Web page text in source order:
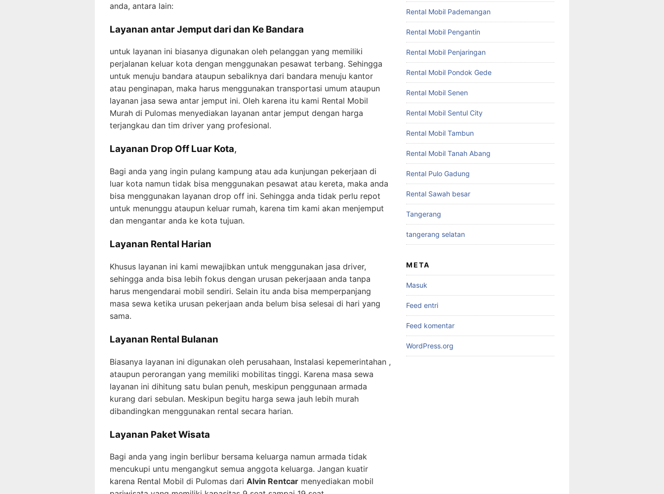
anda, antara lain:
Layanan antar Jemput dari dan Ke Bandara
untuk layanan ini biasanya digunakan oleh pelanggan yang memiliki
perjalanan keluar kota dengan menggunakan pesawat terbang. Sehingga
untuk menuju bandara ataupun sebaliknya dari bandara menuju kantor
atau penginapan, maka harus menggunakan transportasi umum ataupun
layanan jasa sewa antar jemput ini. Oleh karena itu kami Rental Mobil
Murah di Pulomas menyediakan layanan antar jemput dengan harga
terjangkau dan tim driver yang profesional.
Layanan Drop Off Luar Kota,
Bagi anda yang ingin pulang kampung atau ada kunjungan pekerjaan di
luar kota namun tidak bisa menggunakan pesawat atau kereta, maka anda
bisa menggunakan layanan drop off ini. Sehingga anda tidak perlu repot
untuk menunggu ataupun keluar rumah, karena tim kami akan menjemput
dan mengantar anda ke kota tujuan.
Layanan Rental Harian
Khusus layanan ini kami mewajibkan untuk menggunakan jasa driver,
sehingga anda bisa lebih fokus dengan urusan pekerjaaan anda tanpa
harus mengendarai mobil sendiri. Selain itu anda bisa memperpanjang
masa sewa ketika urusan pekerjaan anda belum bisa selesai di hari yang
sama.
Layanan Rental Bulanan
Biasanya layanan ini digunakan oleh perusahaan, Instalasi kepemerintahan ,
ataupun perorangan yang memiliki mobilitas tinggi. Karena masa sewa
layanan ini dihitung satu bulan penuh, meskipun penggunaan armada
kurang dari sebulan. Meskipun begitu harga sewa jauh lebih murah
dibandingkan menggunakan rental secara harian.
Layanan Paket Wisata
Bagi anda yang ingin berlibur bersama keluarga namun armada tidak
mencukupi untu mengangkut semua anggota keluarga. Jangan kuatir
karena Rental Mobil di Pulomas dari Alvin Rentcar menyediakan mobil
Rental Mobil Pademangan
Rental Mobil Pengantin
Rental Mobil Penjaringan
Rental Mobil Pondok Gede
Rental Mobil Senen
Rental Mobil Sentul City
Rental Mobil Tambun
Rental Mobil Tanah Abang
Rental Pulo Gadung
Rental Sawah besar
Tangerang
tangerang selatan
META
Masuk
Feed entri
Feed komentar
WordPress.org